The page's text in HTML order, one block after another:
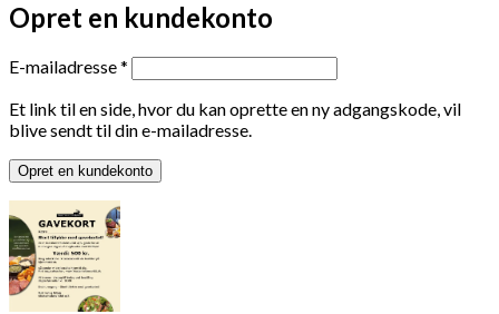
Opret en kundekonto
E-mailadresse*
Et link til en side, hvor du kan oprette en ny adgangskode, vil
blive sendt til din e-mailadresse.
Opret en kundekonto